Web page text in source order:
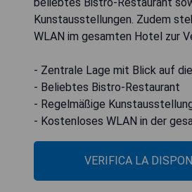
Kunstausstellungen. Zudem
WLAN im gesamten Hotel zur
- Zentrale Lage mit Blick auf
- Beliebtes Bistro-Restaurant
- Regelmäßige
- Kostenloses WLAN in der
VERIFICA LA